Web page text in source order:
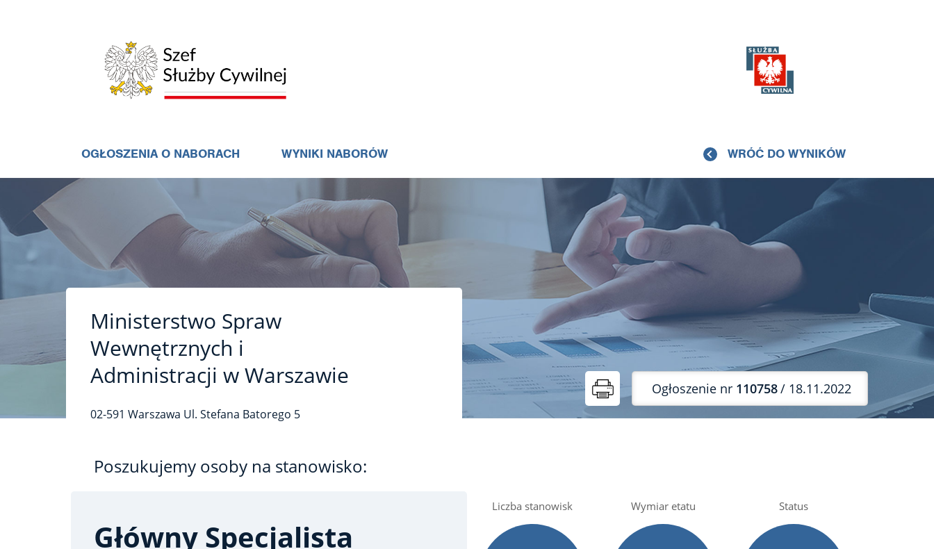
OGŁOSZENIA O NABORACH WYNIKI NABORÓW WRÓĆ DO WYNIKÓW
Ministerstwo Spraw
Wewnętrznych i
Administracji w Warszawie
02-591 Warszawa Ul. Stefana Batorego 5
Ogłoszenie nr 110758/ 18.11.2022
Poszukujemy osoby na stanowisko:
Główny Specjalista
Liczba stanowisk Wymiar etatu Status